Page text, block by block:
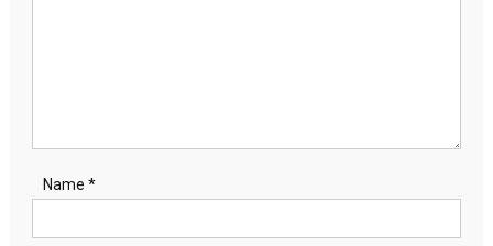
Name *